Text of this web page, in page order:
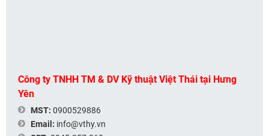
Công ty TNHH TM & DV Kỹ thuật Việt Thái tại Hưng
Yên
MST: 0900529886
Email: info@vthy.vn